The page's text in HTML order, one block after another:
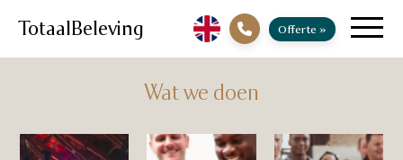
TotaalBeleving Offerte »
Wat we doen